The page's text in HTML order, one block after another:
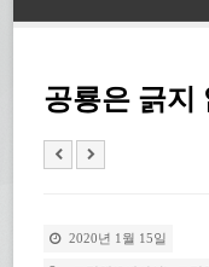
공룡은 긁지
2020년 1월 15일